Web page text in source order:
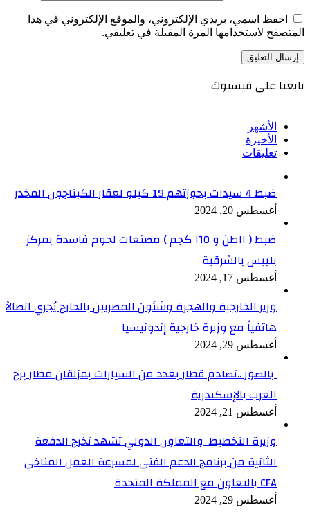
احفظ اسمي، بريدي الإلكتروني، والموقع الإلكتروني في هذا
المتصفح لاستخدامها المرة المقبلة في تعليقي.
تابعنا على فيسبوك
الأشهر
الأخيرة
تعليقات
ضبط 4 سيدات بحوزتهم 19 كيلو لعقار الكبتاجون المخدر
أغسطس 20, 2024
ضبط ( ١١طن و ١٦٥ كجم ) مصنعات لحوم فاسدة بمركز
بلبيس بالشرقية
أغسطس 17, 2024
وزير الخارجية والهجرة وشئون المصريين بالخارج يُجري اتصالاً
هاتفياً مع وزيرة خارجية إندونيسيا
أغسطس 29, 2024
بالصور ..تصادم قطار بعدد من السيارات بمزلقان مطار برج
العرب بالإسكندرية
أغسطس 21, 2024
وزيرة التخطيط والتعاون الدولي تشهد تخرج الدفعة
الثانية من برنامج الدعم الفني لمسرعة العمل المناخي
CFA بالتعاون مع المملكة المتحدة
أغسطس 29, 2024